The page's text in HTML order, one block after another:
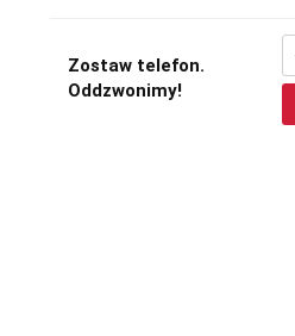
Zostaw telefon.
Oddzwonimy!